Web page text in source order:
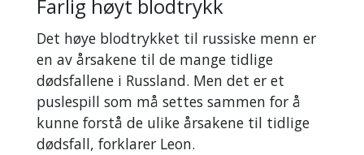
Farlig høyt blodtrykk
Det høye blodtrykket til russiske menn er
en av årsakene til de mange tidlige
dødsfallene i Russland. Men det er et
puslespill som må settes sammen for å
kunne forstå de ulike årsakene til tidlige
dødsfall, forklarer Leon.